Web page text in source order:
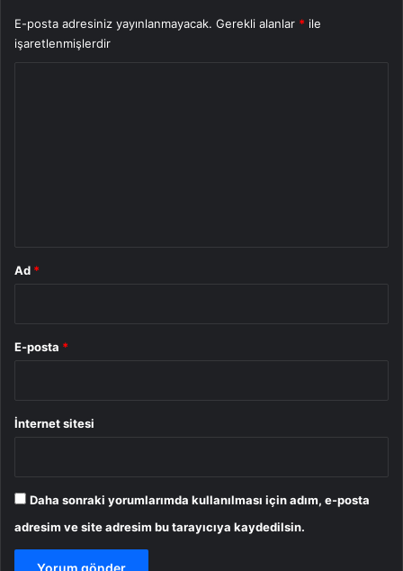
E-posta adresiniz yayınlanmayacak. Gerekli alanlar * ile
işaretlenmişlerdir
Ad *
E-posta *
İnternet sitesi
Daha sonraki yorumlarımda kullanılması için adım, e-posta
adresim ve site adresim bu tarayıcıya kaydedilsin.